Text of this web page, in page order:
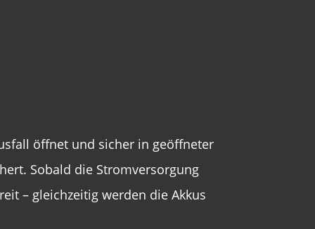
öffnet und sicher in geöffneter
Sobald die Stromversorgung
– gleichzeitig werden die Akkus